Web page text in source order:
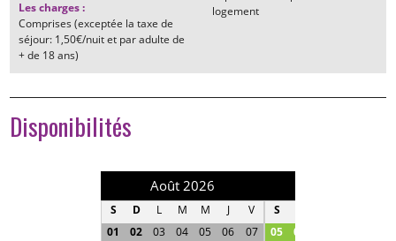
Les charges:
Comprises (exceptée la taxe de
séjour: 1,50€/nuit et par adulte de
+ de 18 ans)
logement
Disponibilités
Août 2026
S D L M M J
V
01
02 03 04 05 06 07
S
05
06